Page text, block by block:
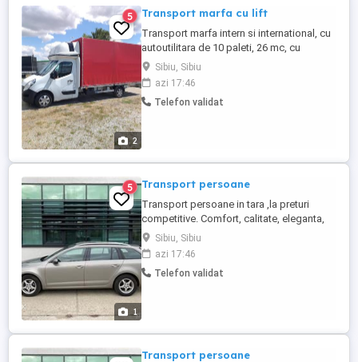
2
5 Transport marfa cu lift
Transport marfa intern si international, cu
autoutilitara de 10 paleti, 26 mc, cu
dimensiuni pentru marfa 5x2,1x2,5, masina
cu lift si liza Pretul este negociabil in
functie de distanta si greutate. Se emite
factura
Sibiu, Sibiu
azi 17:46
Telefon validat
1
5 Transport persoane
Transport persoane in tara ,la preturi
competitive. Comfort, calitate, eleganta,
cu auto , VW Passat 2018 si Skoda
Octavia 2017. Preturi rezonabile si
negociabile.
Sibiu, Sibiu
azi 17:46
Telefon validat
Transport persoane